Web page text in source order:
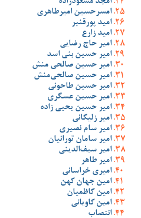
امجد مسعودزاده
امسرحسین امیرطاهری
امید پورقنبر
امید زارع
امیر حاج رضایی
امیر حسین بنی اسد
امیر حسین صالحی منش
امیر حسین صالحی‌منش
امیر حسین طاحونی
امیر حسین عسگری
امیر حسین یحیی زاده
امیر زلیکانی
امیر سام نصیری
امیر سامان تورانیان
امیر سیف‌الدینی
امیر طاهر
امیری خراسانی
امین جهان کهن
امین کاظمیان
امین کاویانی
انتصاب